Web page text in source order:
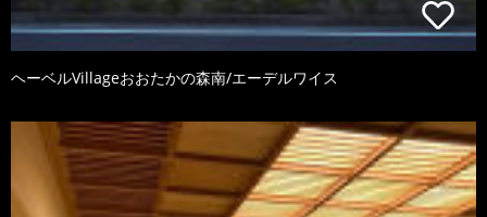
ヘーベルVillageおおたかの森南/エーデルワイス